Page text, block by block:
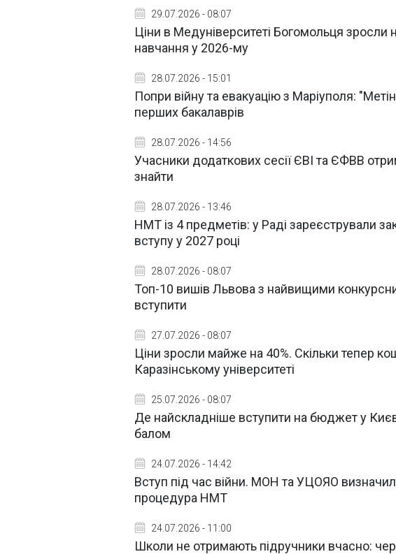
29.07.2026 - 08:07
Ціни в Медуніверситеті Богомольця зросли
навчання у 2026-му
28.07.2026 - 15:01
Попри війну та евакуацію з Маріуполя:
перших бакалаврів
28.07.2026 - 14:56
Учасники додаткових сесії ЄВІ та ЄФВВ
знайти
28.07.2026 - 13:46
НМТ із 4 предметів: у Раді зареєстрували
вступу у 2027 році
28.07.2026 - 08:07
Топ-10 вишів Львова з найвищими
вступити
27.07.2026 - 08:07
Ціни зросли майже на 40%. Скільки тепер
Каразінському університеті
25.07.2026 - 08:07
Де найскладніше вступити на бюджет у
балом
24.07.2026 - 14:42
Вступ під час війни. МОН та УЦОЯО
процедура НМТ
24.07.2026 - 11:00
Школи не отримають підручники вчасно: